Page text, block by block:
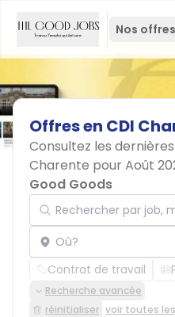
Nos
Offresen CDI
Consultez les
Charente pour Août
Good Goods
Rechercher par job,
Localisation
Contrat de travail
Recherche avancée
réinitialiser voir toutes